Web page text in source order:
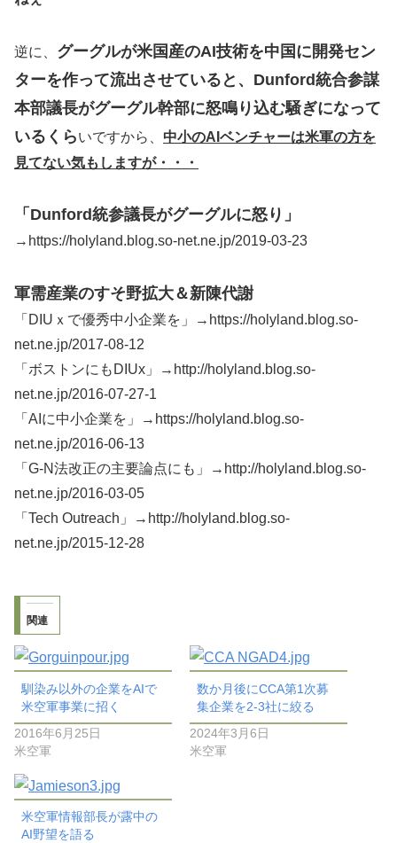
逆に、 グーグルが米国産のAI技術を中国に開発セン
ターを作って流出させていると、Dunford統合参謀
本部議長がグーグル幹部に怒鳴り込む騒ぎになって
いるくらいですから、 中小のAIベンチャーは米軍の方を
見てない気もしますが・・・
「Dunford統参議長がグーグルに怒り」
→https://holyland.blog.so-net.ne.jp/2019-03-23
軍需産業のすそ野拡大＆新陳代謝
「DIUｘで優秀中小企業を」→https://holyland.blog.so-
net.ne.jp/2017-08-12
「ボストンにもDIUx」→http://holyland.blog.so-
net.ne.jp/2016-07-27-1
「AIに中小企業を」→https://holyland.blog.so-
net.ne.jp/2016-06-13
「G-N法改正の主要論点にも」→http://holyland.blog.so-
net.ne.jp/2016-03-05
「Tech Outreach」→http://holyland.blog.so-
net.ne.jp/2015-12-28
関連
馴染み以外の企業をAIで
米空軍事業に招く
2016年6月25日
米空軍
数か月後にCCA第1次募
集企業を2-3社に絞る
2024年3月6日
米空軍
米空軍情報部長が露中の
AI野望を語る